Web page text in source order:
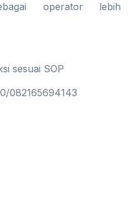
operator lebih
sesuai SOP
082165694143